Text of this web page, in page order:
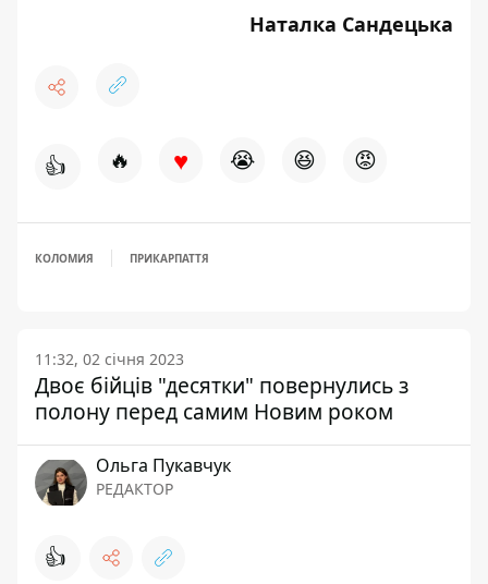
Наталка Сандецька
👍 🔥 ♥ 😭 😆 😡
КОЛОМИЯ ПРИКАРПАТТЯ
11:32, 02 січня 2023
Двоє бійців "десятки" повернулись з
полону перед самим Новим роком
Ольга Пукавчук
РЕДАКТОР
👍